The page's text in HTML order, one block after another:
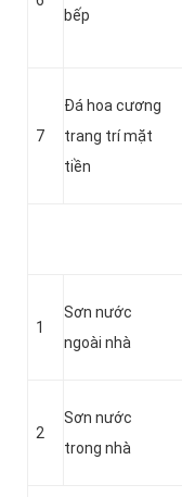
bếp
7
Đá hoa cương
trang trí mặt
tiền
1
Sơn nước
ngoài nhà
2
Sơn nước
trong nhà